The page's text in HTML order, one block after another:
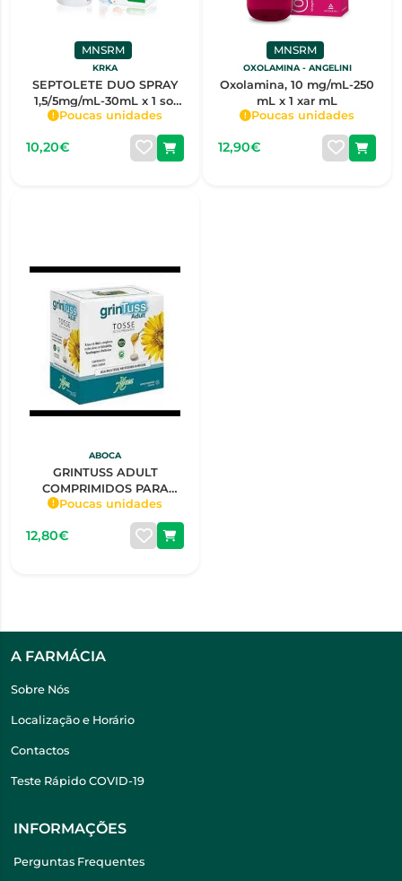
MNSRM
KRKA
SEPTOLETE DUO SPRAY
1,5/5mg/mL-30mL x 1 sol
pulv bucal
Poucas unidades
10,20€
MNSRM
OXOLAMINA - ANGELINI
Oxolamina, 10 mg/mL-250
mL x 1 xar mL
Poucas unidades
12,90€
ABOCA
GRINTUSS ADULT
COMPRIMIDOS PARA
CHUPAR X20
Poucas unidades
12,80€
A FARMÁCIA
Sobre Nós
Localização e Horário
Contactos
Teste Rápido COVID-19
INFORMAÇÕES
Perguntas Frequentes